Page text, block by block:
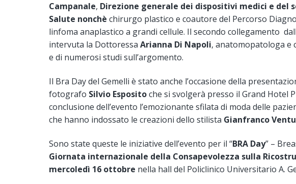
Campanale, Direzione generale dei dispositivi medici e
Salute nonchè chirurgo plastico e coautore del Percorso
linfoma anaplastico a grandi cellule. Il secondo collegamento
intervuta la Dottoressa Arianna Di Napoli, anatomopatologa e
e di numerosi studi sull’argomento.
Il Bra Day del Gemelli è stato anche l’occasione della
fotografo Silvio Espositoche si svolgerà presso il Grand Hotel
conclusione dell’evento l’emozionante sfilata di moda delle
che hanno indossato le creazioni dello stilista Gianfranco
Sono state queste le iniziative dell’evento per il “BRA Day” –
Giornata internazionale della Consapevolezza sulla
mercoledì 16 ottobre nella hall del Policlinico Universitario A.